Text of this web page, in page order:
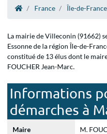
France Île-de-France
La mairie de Villeconin (91662)
Essonne de la région Île-de-
constitué de 13 élus dont le
FOUCHER Jean-Marc.
Informations
démarches à
Maire M.